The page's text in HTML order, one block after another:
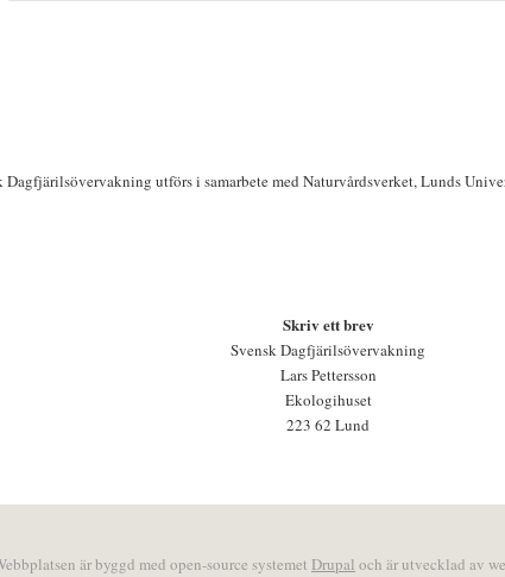
Dagfjärilsövervakning utförs i samarbete med Naturvårdsverket, Lunds
Skriv ett brev
Svensk Dagfjärilsövervakning
Lars Pettersson
Ekologihuset
223 62 Lund
är byggd med open-source systemet Drupal och är utvecklad av